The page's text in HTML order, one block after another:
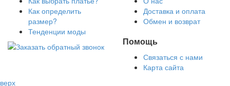
Как определить
размер?
Тенденции моды
Доставка и оплата
Обмен и возврат
Помощь
Связаться с нами
Карта сайта
верх